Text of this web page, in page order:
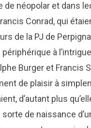
de néopolar et dans
Conrad, qui
de la PJ de
à
Burger et Francis
de plaisir à
d’autant plus
sorte de naissance